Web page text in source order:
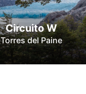
Circuito W
Torres del Paine